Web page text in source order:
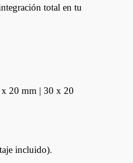
total en tu
x 20 mm | 30 x 20
incluido).